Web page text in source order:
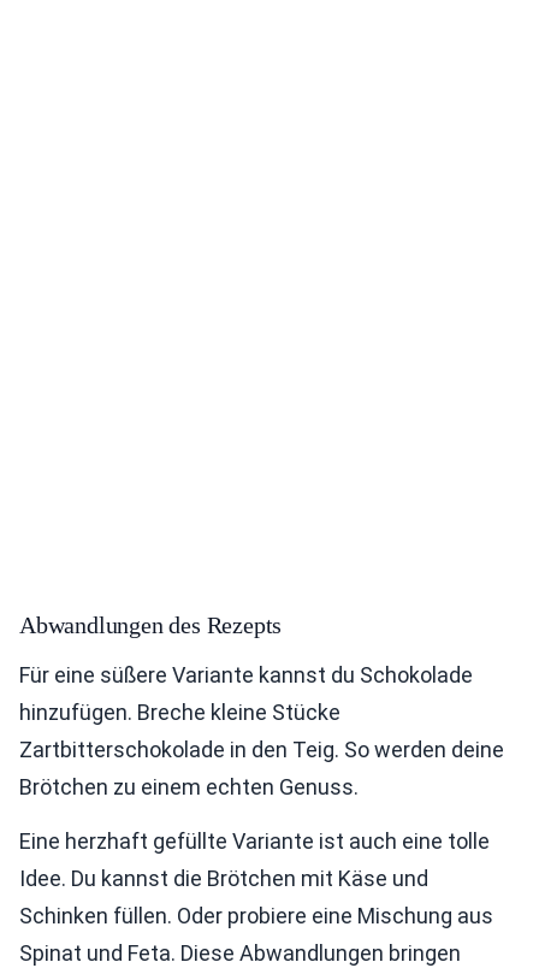
Abwandlungen des Rezepts
Für eine süßere Variante kannst du Schokolade
hinzufügen. Breche kleine Stücke
Zartbitterschokolade in den Teig. So werden deine
Brötchen zu einem echten Genuss.
Eine herzhaft gefüllte Variante ist auch eine tolle
Idee. Du kannst die Brötchen mit Käse und
Schinken füllen. Oder probiere eine Mischung aus
Spinat und Feta. Diese Abwandlungen bringen